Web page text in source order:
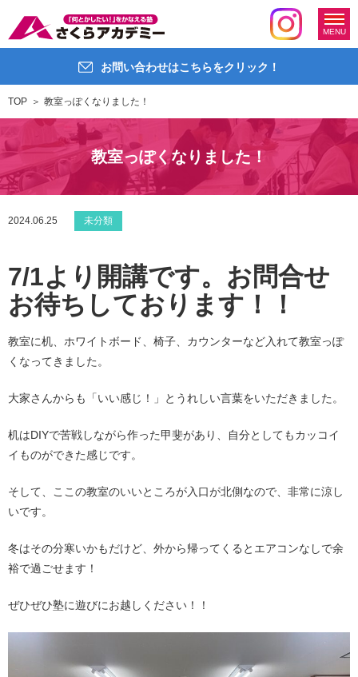
MENU
お問い合わせはこちらをクリック！
TOP 教室っぽくなりました！
教室っぽくなりました！
2024.06.25 未分類
7/1より開講です。お問合せ
お待ちしております！！
教室に机、ホワイトボード、椅子、カウンターなど入れて教室っぽ
くなってきました。
大家さんからも「いい感じ！」とうれしい言葉をいただきました。
机はDIYで苦戦しながら作った甲斐があり、自分としてもカッコイ
イものができた感じです。
そして、ここの教室のいいところが入口が北側なので、非常に涼し
いです。
冬はその分寒いかもだけど、外から帰ってくるとエアコンなしで余
裕で過ごせます！
ぜひぜひ塾に遊びにお越しください！！